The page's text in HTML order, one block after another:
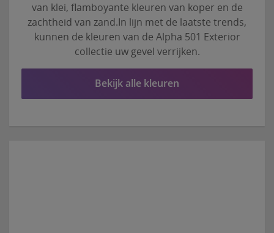
van klei, flamboyante kleuren van koper en de
zachtheid van zand.In lijn met de laatste trends,
kunnen de kleuren van de Alpha 501 Exterior
collectie uw gevel verrijken.
Bekijk alle kleuren